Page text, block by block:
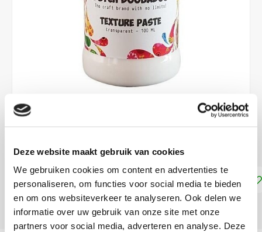
Deze website maakt gebruik van cookies
We gebruiken cookies om content en advertenties te
personaliseren, om functies voor social media te bieden
en om ons websiteverkeer te analyseren. Ook delen we
informatie over uw gebruik van onze site met onze
partners voor social media, adverteren en analyse. Deze
DIRECT LEVERBAAR
Toevoegen aan winkelwagen
DELEN: